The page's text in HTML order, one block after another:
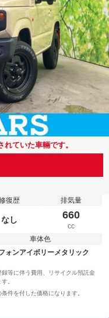
ていた車輛です。
復歴
なし
排気量
660
cc
車体色
ォンアイボリーメタリック
等に伴う費用、リサイクル預託金
。
件を付した価格になります。